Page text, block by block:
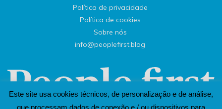
Política de privacidade
Política de cookies
Sobre nós
info@peoplefirst.blog
Este site usa cookies técnicos, de personalização e de análise,
que processam dados de conexão e / ou dispositivos para